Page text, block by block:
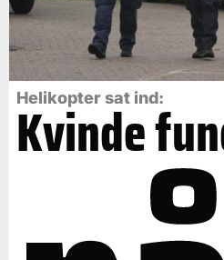
Helikopter sat ind:
Kvinde